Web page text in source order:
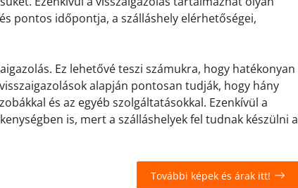
pontos időpontja, a szálláshely elérhetőségei,
Ez lehetővé teszi számukra, hogy hatékonyan
alapján pontosan tudják, hogy hány
és az egyéb szolgáltatásokkal. Ezenkívül a
is, mert a szálláshelyek fel tudnak készülni a
További képek és árak itt!